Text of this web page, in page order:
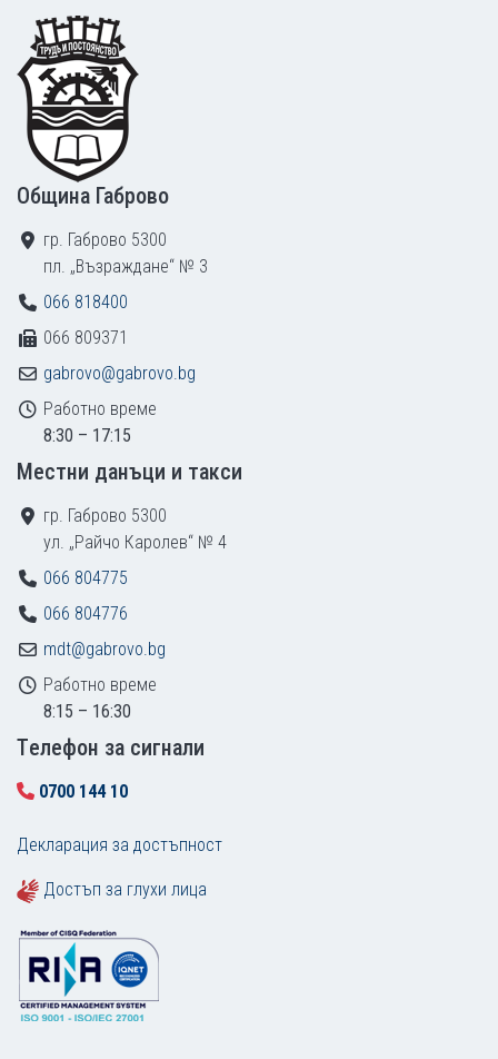
Footer
Община Габрово
гр. Габрово 5300
пл. „Възраждане“ № 3
066 818400
066 809371
gabrovo@gabrovo.bg
Работно време
8:30 – 17:15
Местни данъци и такси
гр. Габрово 5300
ул. „Райчо Каролев“ № 4
066 804775
066 804776
mdt@gabrovo.bg
Работно време
8:15 – 16:30
Tелефон за сигнали
0700 144 10
Декларация за достъпност
Достъп за глухи лица